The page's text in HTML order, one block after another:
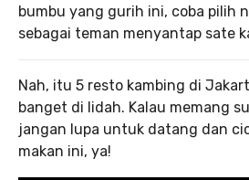
bumbu yang gurih ini, coba pilih
sebagai teman menyantap sate
Nah, itu 5 resto kambing di
banget di lidah. Kalau memang
jangan lupa untuk datang dan
makan ini, ya!